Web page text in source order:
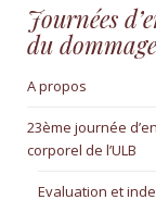
Journées
du
A propos
23ème journée
corporel de l’ULB
Evaluation et